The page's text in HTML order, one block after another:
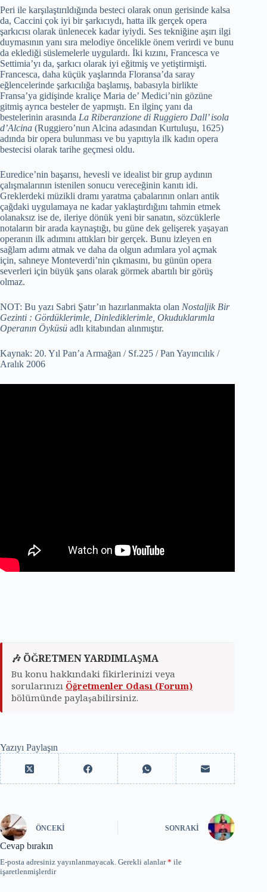
Peri ile karşılaştırıldığında besteci olarak onun gerisinde kalsa
da, Caccini çok iyi bir şarkıcıydı, hatta ilk gerçek opera
şarkıcısı olarak ünlenecek kadar iyiydi. Ses tekniğine aşırı ilgi
duymasının yanı sıra melodiye öncelikle önem verirdi ve bunu
da eklediği süslemelerle uygulardı. İki kızını, Francesca ve
Settimia’yı da, şarkıcı olarak iyi eğitmiş ve yetiştirmişti.
Francesca, daha küçük yaşlarında Floransa’da saray
eğlencelerinde şarkıcılığa başlamış, babasıyla birlikte
Fransa’ya gidişinde kraliçe Maria de’ Medici’nin gözüne
gitmiş ayrıca besteler de yapmıştı. En ilginç yanı da
bestelerinin arasında La Riberanzione di Ruggiero Dall’ isola
d’Alcina (Ruggiero’nun Alcina adasından Kurtuluşu, 1625)
adında bir opera bulunması ve bu yapıtıyla ilk kadın opera
bestecisi olarak tarihe geçmesi oldu.
Euredice’nin başarısı, hevesli ve idealist bir grup aydının
çalışmalarının istenilen sonucu vereceğinin kanıtı idi.
Greklerdeki müzikli dramı yaratma çabalarının onları antik
çağdaki uygulamaya ne kadar yaklaştırdığını tahmin etmek
olanaksız ise de, ileriye dönük yeni bir sanatın, sözcüklerle
notaların bir arada kaynaştığı, bu güne dek gelişerek yaşayan
operanın ilk adımını attıkları bir gerçek. Bunu izleyen en
sağlam adımı atmak ve daha da olgun adımlara yol açmak
için, sahneye Monteverdi’nin çıkmasını, bu günün opera
severleri için büyük şans olarak görmek abartılı bir görüş
olmaz.
NOT: Bu yazı Sabri Şatır’ın hazırlanmakta olan Nostaljik Bir
Gezinti : Gördüklerimle, Dinlediklerimle, Okuduklarımla
Operanın Öyküsü adlı kitabından alınmıştır.
Kaynak: 20. Yıl Pan’a Armağan / Sf.225 / Pan Yayıncılık /
Aralık 2006
🎶 ÖĞRETMEN YARDIMLAŞMA
Bu konu hakkındaki fikirlerinizi veya
sorularınızı Öğretmenler Odası (Forum)
bölümünde paylaşabilirsiniz.
Yazıyı Paylaşın
ÖNCEKI SONRAKI
Cevap bırakın
E-posta adresiniz yayınlanmayacak. Gerekli alanlar* ile
işaretlenmişlerdir